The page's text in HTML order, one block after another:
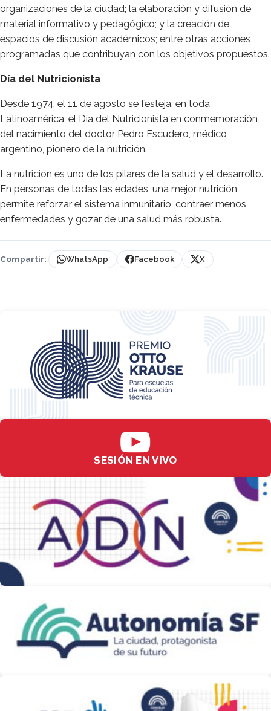
organizaciones de la ciudad; la elaboración y difusión de
material informativo y pedagógico; y la creación de
espacios de discusión académicos; entre otras acciones
programadas que contribuyan con los objetivos propuestos.
Día del Nutricionista
Desde 1974, el 11 de agosto se festeja, en toda
Latinoamérica, el Día del Nutricionista en conmemoración
del nacimiento del doctor Pedro Escudero, médico
argentino, pionero de la nutrición.
La nutrición es uno de los pilares de la salud y el desarrollo.
En personas de todas las edades, una mejor nutrición
permite reforzar el sistema inmunitario, contraer menos
enfermedades y gozar de una salud más robusta.
Compartir: WhatsApp Facebook X
SESIÓN EN VIVO